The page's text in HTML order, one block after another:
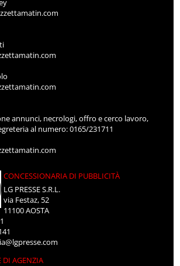
annunci, necrologi, offro e cerco lavoro,
al numero: 0165/231711
CONCESSIONARIA DI PUBBLICITÀ
LG PRESSE S.R.L.
via Festaz, 52
11100 AOSTA
DI AGENZIA